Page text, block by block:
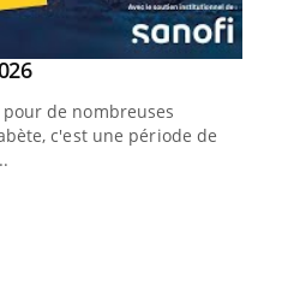
Youtube
de nombreuses
c'est une période de